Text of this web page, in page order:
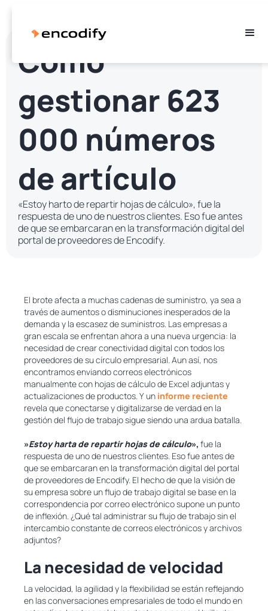
Cómo
gestionar 623
000 números
de artículo
«Estoy harto de repartir hojas de cálculo», fue la
respuesta de uno de nuestros clientes. Eso fue antes
de que se embarcaran en la transformación digital del
portal de proveedores de Encodify.
El brote afecta a muchas cadenas de suministro, ya sea a
través de aumentos o disminuciones inesperados de la
demanda y la escasez de suministros. Las empresas a
gran escala se enfrentan ahora a una nueva urgencia: la
necesidad de crear conectividad digital con todos los
proveedores de su círculo empresarial. Aun así, nos
encontramos enviando correos electrónicos
manualmente con hojas de cálculo de Excel adjuntas y
actualizaciones de productos. Y un informe reciente
revela que conectarse y digitalizarse de verdad en la
gestión del flujo de trabajo sigue siendo una ardua batalla.
»Estoy harta de repartir hojas de cálculo», fue la
respuesta de uno de nuestros clientes. Eso fue antes de
que se embarcaran en la transformación digital del portal
de proveedores de Encodify. El hecho de que la visión de
su empresa sobre un flujo de trabajo digital se base en la
correspondencia por correo electrónico supone un punto
de inflexión. ¿Qué tal administrar su flujo de trabajo sin el
intercambio constante de correos electrónicos y archivos
adjuntos?
La necesidad de velocidad
La velocidad, la agilidad y la flexibilidad se están reflejando
en las conversaciones empresariales de todo el mundo en